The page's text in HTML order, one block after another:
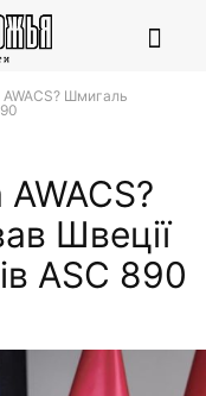
AWACS? Шмигаль
Швеції
ASC 890